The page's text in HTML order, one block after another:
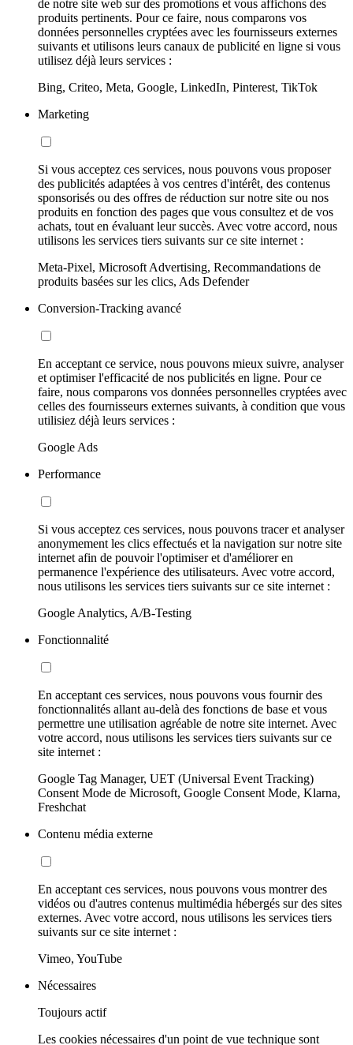
de notre site web sur des promotions et vous affichons des
produits pertinents. Pour ce faire, nous comparons vos
données personnelles cryptées avec les fournisseurs externes
suivants et utilisons leurs canaux de publicité en ligne si vous
utilisez déjà leurs services :
Bing, Criteo, Meta, Google, LinkedIn, Pinterest, TikTok
Marketing
Si vous acceptez ces services, nous pouvons vous proposer
des publicités adaptées à vos centres d'intérêt, des contenus
sponsorisés ou des offres de réduction sur notre site ou nos
produits en fonction des pages que vous consultez et de vos
achats, tout en évaluant leur succès. Avec votre accord, nous
utilisons les services tiers suivants sur ce site internet :
Meta-Pixel, Microsoft Advertising, Recommandations de
produits basées sur les clics, Ads Defender
Conversion-Tracking avancé
En acceptant ce service, nous pouvons mieux suivre, analyser
et optimiser l'efficacité de nos publicités en ligne. Pour ce
faire, nous comparons vos données personnelles cryptées avec
celles des fournisseurs externes suivants, à condition que vous
utilisiez déjà leurs services :
Google Ads
Performance
Si vous acceptez ces services, nous pouvons tracer et analyser
anonymement les clics effectués et la navigation sur notre site
internet afin de pouvoir l'optimiser et d'améliorer en
permanence l'expérience des utilisateurs. Avec votre accord,
nous utilisons les services tiers suivants sur ce site internet :
Google Analytics, A/B-Testing
Fonctionnalité
En acceptant ces services, nous pouvons vous fournir des
fonctionnalités allant au-delà des fonctions de base et vous
permettre une utilisation agréable de notre site internet. Avec
votre accord, nous utilisons les services tiers suivants sur ce
site internet :
Google Tag Manager, UET (Universal Event Tracking)
Consent Mode de Microsoft, Google Consent Mode, Klarna,
Freshchat
Contenu média externe
En acceptant ces services, nous pouvons vous montrer des
vidéos ou d'autres contenus multimédia hébergés sur des sites
externes. Avec votre accord, nous utilisons les services tiers
suivants sur ce site internet :
Vimeo, YouTube
Nécessaires
Toujours actif
Les cookies nécessaires d'un point de vue technique sont